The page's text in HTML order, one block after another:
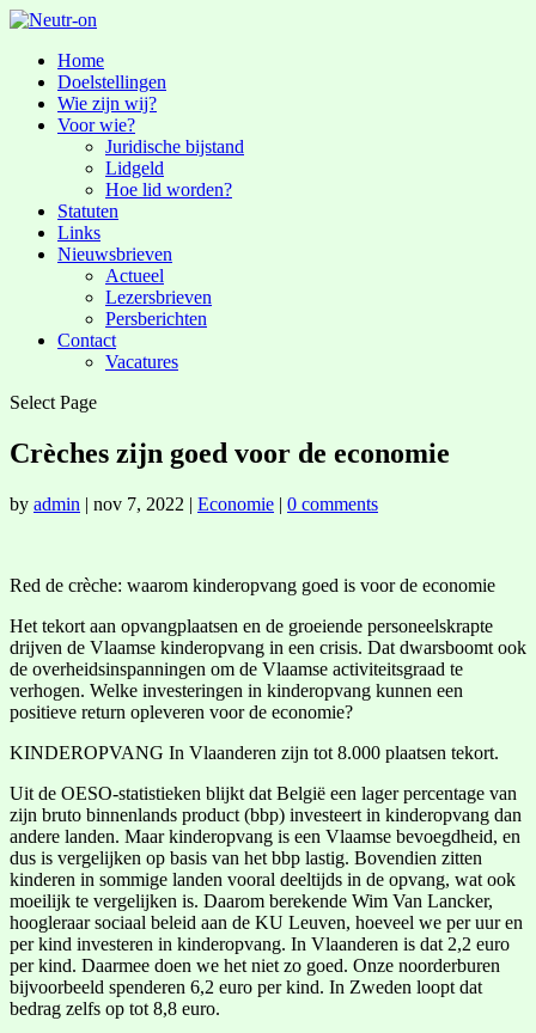
Home
Doelstellingen
Wie zijn wij?
Voor wie?
Juridische bijstand
Lidgeld
Hoe lid worden?
Statuten
Links
Nieuwsbrieven
Actueel
Lezersbrieven
Persberichten
Contact
Vacatures
Select Page
Crèches zijn goed voor de economie
by admin | nov 7, 2022 | Economie | 0 comments
Red de crèche: waarom kinderopvang goed is voor de economie
Het tekort aan opvangplaatsen en de groeiende personeelskrapte
drijven de Vlaamse kinderopvang in een crisis. Dat dwarsboomt ook
de overheidsinspanningen om de Vlaamse activiteitsgraad te
verhogen. Welke investeringen in kinderopvang kunnen een
positieve return opleveren voor de economie?
KINDEROPVANG In Vlaanderen zijn tot 8.000 plaatsen tekort.
Uit de OESO-statistieken blijkt dat België een lager percentage van
zijn bruto binnenlands product (bbp) investeert in kinderopvang dan
andere landen. Maar kinderopvang is een Vlaamse bevoegdheid, en
dus is vergelijken op basis van het bbp lastig. Bovendien zitten
kinderen in sommige landen vooral deeltijds in de opvang, wat ook
moeilijk te vergelijken is. Daarom berekende Wim Van Lancker,
hoogleraar sociaal beleid aan de KU Leuven, hoeveel we per uur en
per kind investeren in kinderopvang. In Vlaanderen is dat 2,2 euro
per kind. Daarmee doen we het niet zo goed. Onze noorderburen
bijvoorbeeld spenderen 6,2 euro per kind. In Zweden loopt dat
bedrag zelfs op tot 8,8 euro.